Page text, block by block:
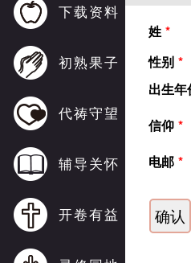
下载资料
初熟果子
代祷守望
辅导关怀
开卷有益
姓 *
性别 *
出生年
信仰 *
电邮 *